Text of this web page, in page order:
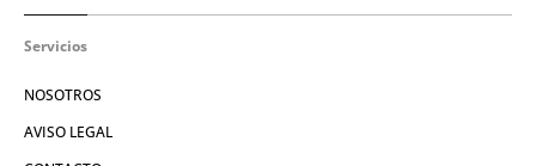
Servicios
NOSOTROS
AVISO LEGAL